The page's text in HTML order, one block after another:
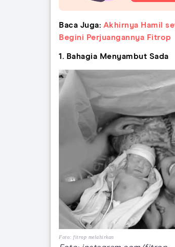
Baca Juga: Akhirnya Hamil
Begini Perjuangannya Fitrop
1. Bahagia Menyambut Sada
Foto: fitrop melahirkan